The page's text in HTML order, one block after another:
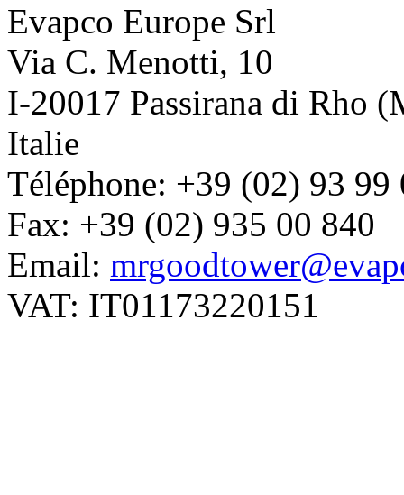
Evapco Europe Srl
Via C. Menotti, 10
I-20017 Passirana di Rho
Italie
Téléphone: +39 (02) 93 99
Fax: +39 (02) 935 00 840
Email:
VAT: IT01173220151